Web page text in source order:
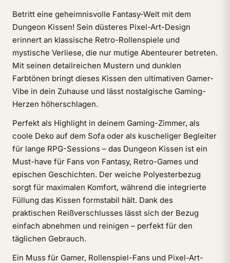
Betritt eine geheimnisvolle Fantasy-Welt mit dem
Dungeon Kissen! Sein düsteres Pixel-Art-Design
erinnert an klassische Retro-Rollenspiele und
mystische Verliese, die nur mutige Abenteurer betreten.
Mit seinen detailreichen Mustern und dunklen
Farbtönen bringt dieses Kissen den ultimativen Gamer-
Vibe in dein Zuhause und lässt nostalgische Gaming-
Herzen höherschlagen.
Perfekt als Highlight in deinem Gaming-Zimmer, als
coole Deko auf dem Sofa oder als kuscheliger Begleiter
für lange RPG-Sessions – das Dungeon Kissen ist ein
Must-have für Fans von Fantasy, Retro-Games und
epischen Geschichten. Der weiche Polyesterbezug
sorgt für maximalen Komfort, während die integrierte
Füllung das Kissen formstabil hält. Dank des
praktischen Reißverschlusses lässt sich der Bezug
einfach abnehmen und reinigen – perfekt für den
täglichen Gebrauch.
Ein Muss für Gamer, Rollenspiel-Fans und Pixel-Art-